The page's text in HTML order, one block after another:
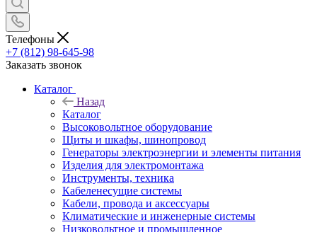
Телефоны
+7 (812) 98-645-98
Заказать звонок
Каталог
Назад
Каталог
Высоковольтное оборудование
Щиты и шкафы, шинопровод
Генераторы электроэнергии и элементы питания
Изделия для электромонтажа
Инструменты, техника
Кабеленесущие системы
Кабели, провода и аксессуары
Климатические и инженерные системы
Низковольтное и промышленное